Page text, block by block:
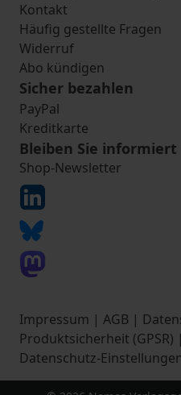
Kontakt
Häufig gestellte Fragen
Widerruf
Abo kündigen
Sicher bezahlen
PayPal
Kreditkarte
Bleiben Sie informiert
Shop-Newsletter
Impressum | AGB |
Produktsicherheit (GPSR) |
Datenschutz-